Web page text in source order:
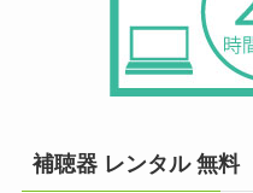
補聴器 レンタル 無料